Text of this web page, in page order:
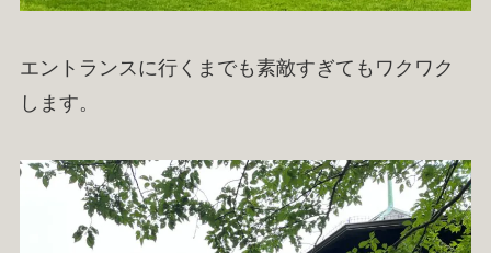
エントランスに行くまでも素敵すぎてもワクワク
します。